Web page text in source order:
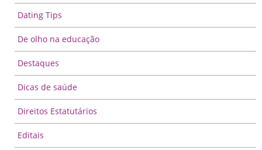
Dating Tips
De olho na educação
Destaques
Dicas de saúde
Direitos Estatutários
Editais